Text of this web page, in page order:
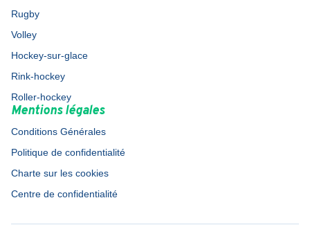
Rugby
Volley
Hockey-sur-glace
Rink-hockey
Roller-hockey
Mentions légales
Conditions Générales
Politique de confidentialité
Charte sur les cookies
Centre de confidentialité